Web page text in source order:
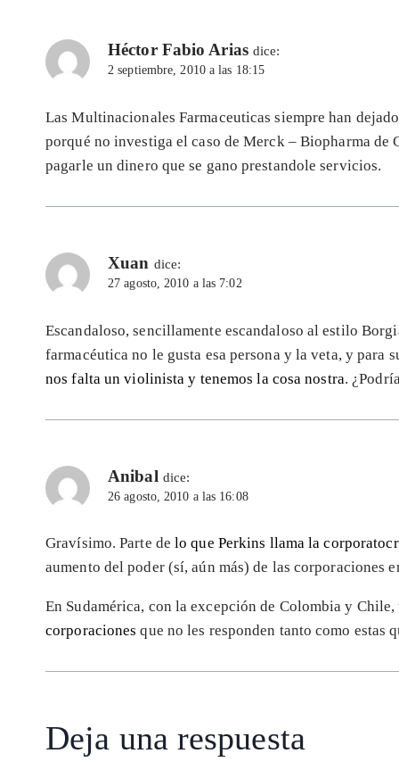
Héctor Fabio Arias dice:
2 septiembre, 2010 a las 18:15
Las Multinacionales Farmaceuticas siempre han
porqué no investiga el caso de Merck – Biopharma de
pagarle un dinero que se gano prestandole servicios.
Xuan dice:
27 agosto, 2010 a las 7:02
Escandaloso, sencillamente escandaloso al estilo
farmacéutica no le gusta esa persona y la veta, y
nos falta un violinista y tenemos la cosa nostra.
Anibal dice:
26 agosto, 2010 a las 16:08
Gravísimo. Parte delo que Perkins llama la
aumento del poder (sí, aún más) de las corporaciones
En Sudamérica, con la excepción de Colombia y Chile,
corporacionesque no les responden tanto como estas
Deja una respuesta